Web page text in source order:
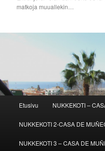
matkoja muuallekin…
Etusivu NUKKEKOTI –
NUKKEKOTI 2-CASA DE
NUKKEKOTI 3 – CASA DE